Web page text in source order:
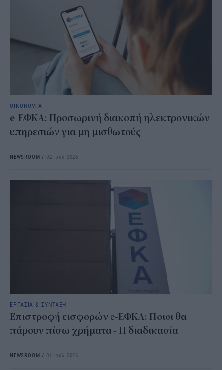
ΟΙΚΟΝΟΜΙΑ
e-ΕΦΚΑ: Προσωρινή διακοπή ηλεκτρονικών
υπηρεσιών για μη μισθωτούς
NEWSROOM / 02 Ιουλ 2026
ΕΡΓΑΣΙΑ & ΣΥΝΤΑΞΗ
Επιστροφή εισφορών e-ΕΦΚΑ: Ποιοι θα
πάρουν πίσω χρήματα - Η διαδικασία
NEWSROOM / 01 Ιουλ 2026